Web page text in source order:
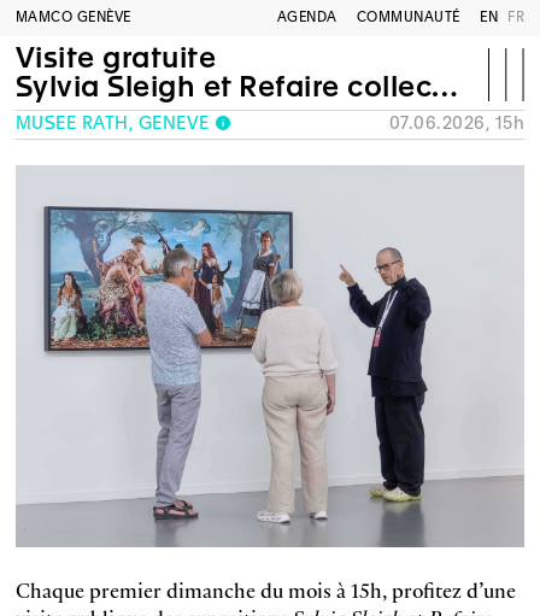
MAMCO GENÈVE AGENDA COMMUNAUTÉ EN FR
Visite gratuite
Sylvia Sleigh et Refaire collection
MUSÉE RATH, GENÈVE 07.06.2026, 15h
Chaque premier dimanche du mois à 15h, profitez d’une